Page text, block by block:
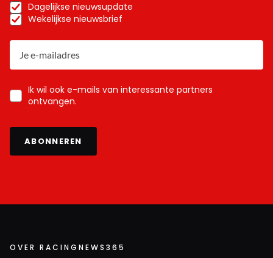
Dagelijkse nieuwsupdate
Wekelijkse nieuwsbrief
Ik wil ook e-mails van interessante partners
ontvangen.
ABONNEREN
OVER RACINGNEWS365